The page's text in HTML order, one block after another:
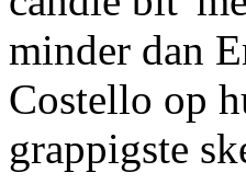
minder dan
Costello op
grappigste